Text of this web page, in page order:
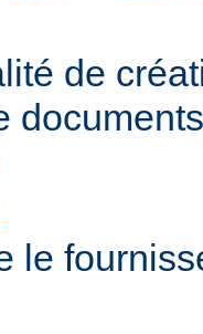
de
le